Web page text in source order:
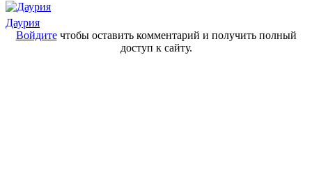
Даурия
Войдитечтобы оставить комментарий и получить полный
доступ к сайту.